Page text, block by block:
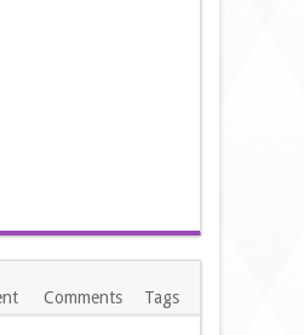
Comments Tags